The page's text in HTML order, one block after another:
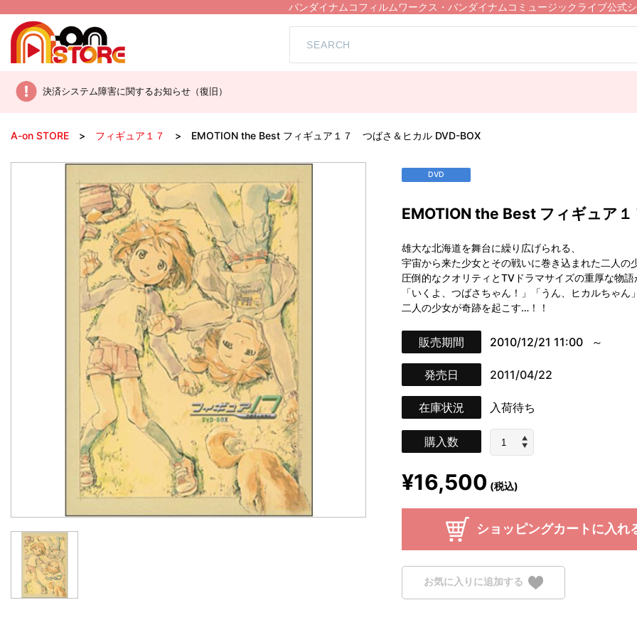
バンダイナムコフィルムワークス・バンダイナムコミュージックライブ公式
決済システム障害に関するお知らせ（復旧）
A-on STORE フィギュア１７ EMOTION the Best フィギュア１７ つばさ＆ヒカル DVD-BOX
DVD
EMOTION the Best フィギュア
雄大な北海道を舞台に繰り広げられる、
宇宙から来た少女とその戦いに巻き込まれた二人の
圧倒的なクオリティとTVドラマサイズの重厚な物
「いくよ、つばさちゃん！」「うん、ヒカルちゃん
二人の少女が奇跡を起こす…！！
販売期間 2010/12/21 11:00
発売日 2011/04/22
在庫状況 入荷待ち
購入数
¥16,500 (税込)
ショッピングカートに入れ
お気に入りに追加する